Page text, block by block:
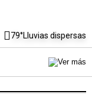
79°Lluvias dispersas